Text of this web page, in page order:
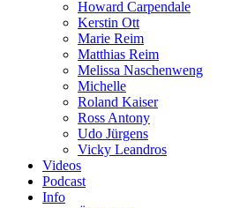
Howard Carpendale
Kerstin Ott
Marie Reim
Matthias Reim
Melissa Naschenweng
Michelle
Roland Kaiser
Ross Antony
Udo Jürgens
Vicky Leandros
Videos
Podcast
Info